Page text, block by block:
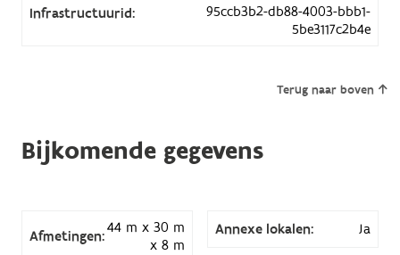
Infrastructuurid:
95ccb3b2-db88-4003-bbb1-
5be3117c2b4e
Terug naar boven
Bijkomende gegevens
Afmetingen:44 m x 30 m
x 8 m
Annexe lokalen: Ja